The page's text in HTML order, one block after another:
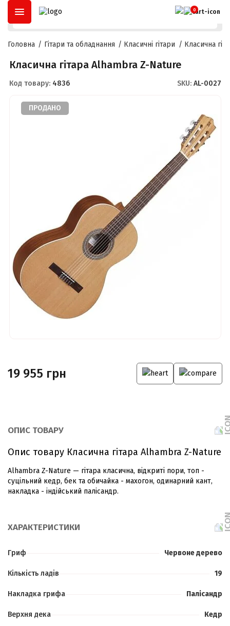
ОПЛАТА ЧАСТИНАМИ РОЗСТРОЧКА
0
Головна Гітари та обладнання Класичні гітари Класична
Класична гітара Alhambra Z-Nature
Код товару: 4836 SKU: AL-0027
ПРОДАНО
19 955 грн
ОПИС ТОВАРУ
Опис товару Класична гітара Alhambra Z-Nature
Alhambra Z-Nature — гітара класична, відкриті пори, топ -
суцільний кедр, бек та обичайка - махогон, одинарний кант,
накладка - індійський палісандр.
ХАРАКТЕРИСТИКИ
Гриф Червоне дерево
Кількість ладів 19
Накладка грифа Палісандр
Верхня дека Кедр